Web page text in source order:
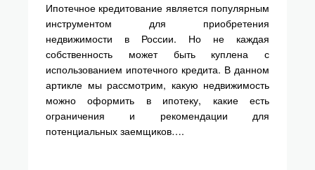
Ипотечное кредитование является популярным
инструментом для приобретения
недвижимости в России. Но не каждая
собственность может быть куплена с
использованием ипотечного кредита. В данном
артикле мы рассмотрим, какую недвижимость
можно оформить в ипотеку, какие есть
ограничения и рекомендации для
потенциальных заемщиков….